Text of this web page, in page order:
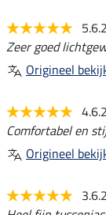
Zeer goed
Origineel
Comfortabel en
Origineel